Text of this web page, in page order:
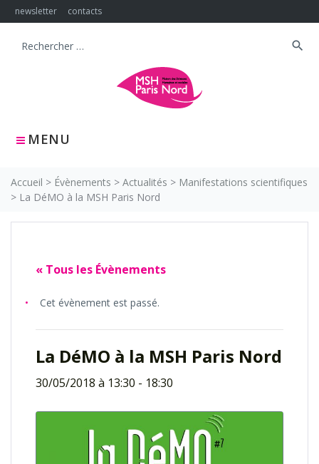
Skip
to
newsletter contacts
MENU
Search
search
Accueil > Évènements > Actualités > Manifestations scientifiques
> La DéMO à la MSH Paris Nord
« Tous les Évènements
Cet évènement est passé.
La DéMO à la MSH Paris Nord
30/05/2018 à 13:30 - 18:30